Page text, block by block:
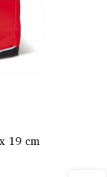
19 cm